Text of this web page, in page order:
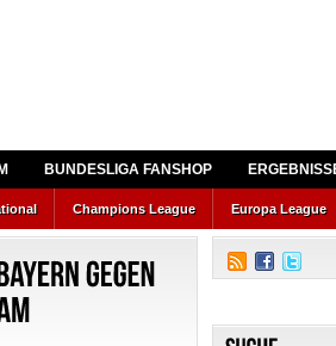
BUNDESLIGA FANSHOP
Champions League Europa League